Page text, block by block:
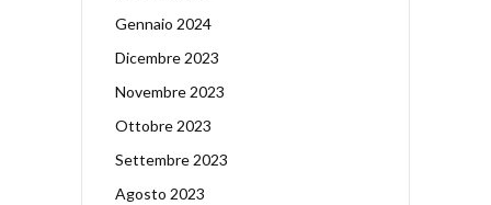
Gennaio 2024
Dicembre 2023
Novembre 2023
Ottobre 2023
Settembre 2023
Agosto 2023